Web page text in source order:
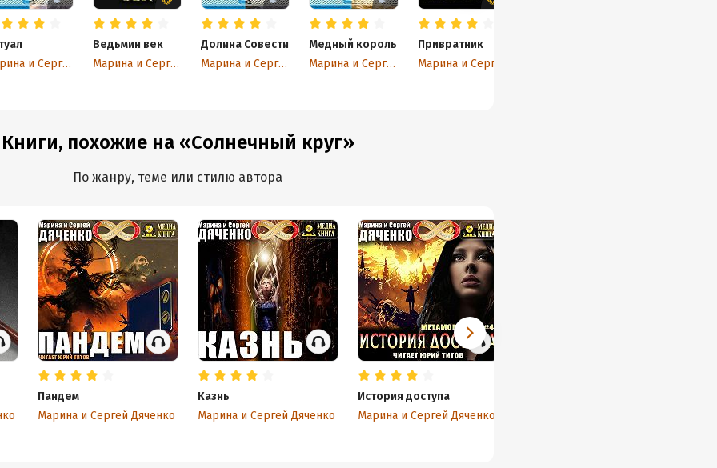
Марина и Сергей Дяченко
Ведьмин век
Марина и Сергей Дяченко
Долина Совести
Марина и Сергей Дяченко
Медный король
Марина и Сергей Дяченко
Привратник
Книги, похожие на «Солнечный круг»
По жанру, теме или стилю автора
Пандем
Марина и Сергей Дяченко
Казнь
Марина и Сергей Дяченко
История доступа
Марина и Сергей Дяченко